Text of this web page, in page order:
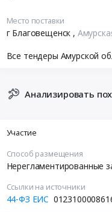
Место поставки
г Благовещенск ,
Все тендеры Амурской
Анализировать
Участие
Способ размещения
Нерегламентированные
Ссылки на источники
44-ФЗ ЕИС